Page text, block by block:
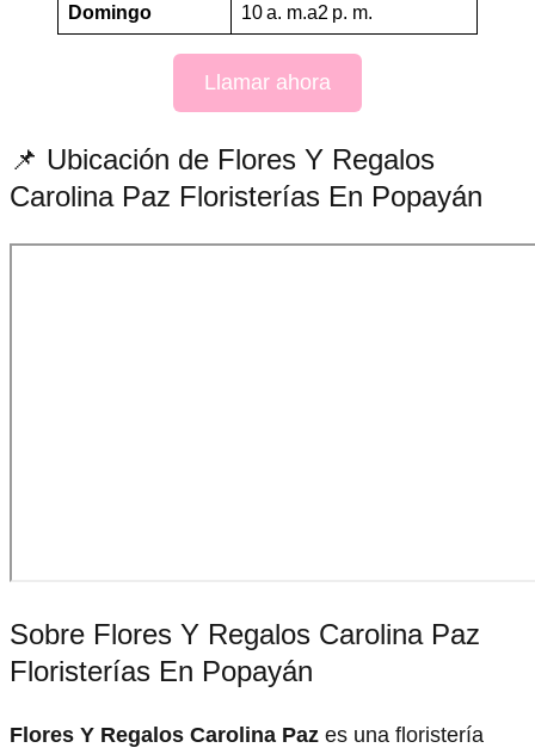
Domingo 10 a. m.a2 p. m.
Llamar ahora
📌 Ubicación de Flores Y Regalos
Carolina Paz Floristerías En Popayán
Sobre Flores Y Regalos Carolina Paz
Floristerías En Popayán
Flores Y Regalos Carolina Paz es una floristería